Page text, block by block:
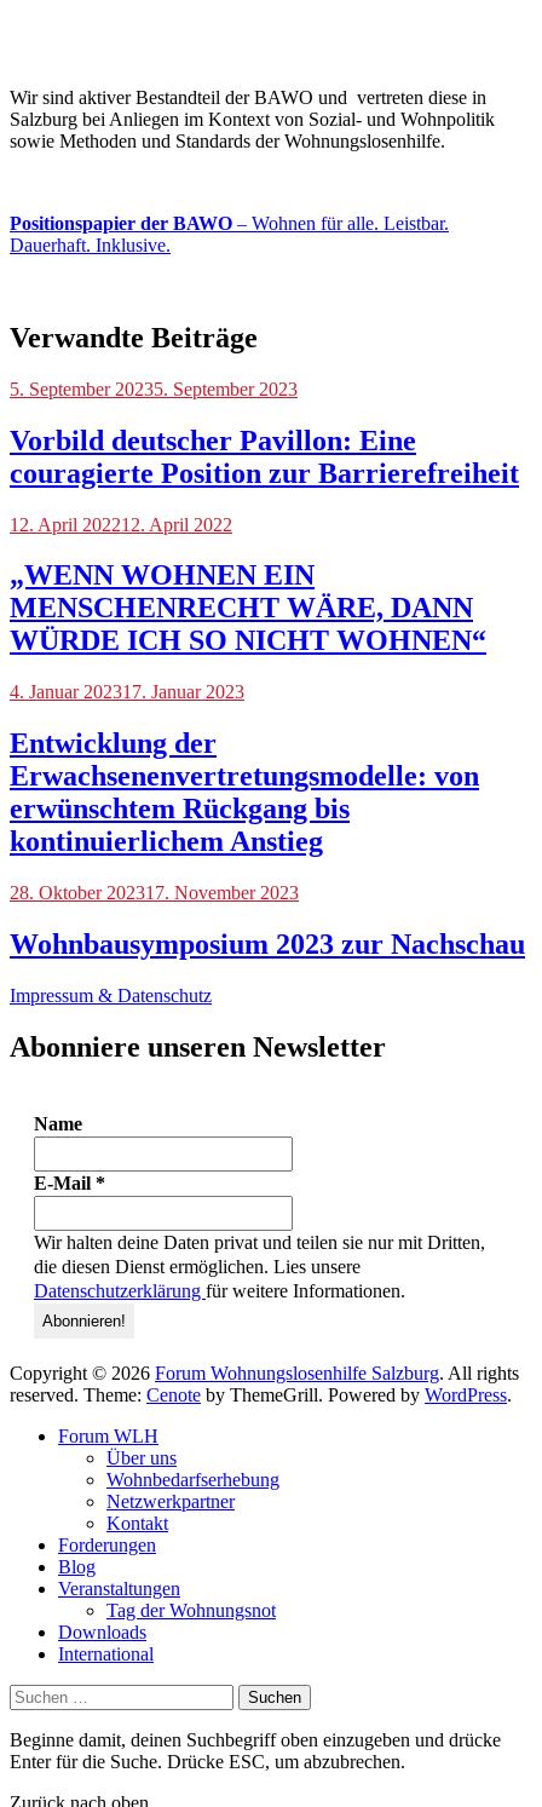
Wir sind aktiver Bestandteil der BAWO und vertreten diese in
Salzburg bei Anliegen im Kontext von Sozial- und Wohnpolitik
sowie Methoden und Standards der Wohnungslosenhilfe.
Positionspapier der BAWO – Wohnen für alle. Leistbar.
Dauerhaft. Inklusive.
Verwandte Beiträge
Blog
5. September 20235. September 2023
Vorbild deutscher Pavillon: Eine
couragierte Position zur Barrierefreiheit
Blog
12. April 202212. April 2022
„WENN WOHNEN EIN
MENSCHENRECHT WÄRE, DANN
WÜRDE ICH SO NICHT WOHNEN“
Blog
4. Januar 202317. Januar 2023
Entwicklung der
Erwachsenenvertretungsmodelle: von
erwünschtem Rückgang bis
kontinuierlichem Anstieg
Blog,
28. Oktober 202317. November 2023
Wohnbausymposium 2023 zur Nachschau
Impressum & Datenschutz
Abonniere unseren Newsletter
Name
E-Mail *
Wir halten deine Daten privat und teilen sie nur mit Dritten,
die diesen Dienst ermöglichen. Lies unsere
Datenschutzerklärung für weitere Informationen.
Copyright © 2026 Forum Wohnungslosenhilfe Salzburg. All rights
reserved. Theme: Cenote by ThemeGrill. Powered by WordPress.
Forum WLH
Über uns
Wohnbedarfserhebung
Netzwerkpartner
Kontakt
Forderungen
Blog
Veranstaltungen
Tag der Wohnungsnot
Downloads
International
Suchen
nach:
Beginne damit, deinen Suchbegriff oben einzugeben und drücke
Enter für die Suche. Drücke ESC, um abzubrechen.
Zurück nach oben